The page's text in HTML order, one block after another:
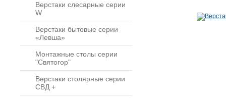
Верстаки слесарные серии
W
Верстаки бытовые серии
«Левша»
Монтажные столы серии
"Святогор"
Верстаки столярные серии
СВД +